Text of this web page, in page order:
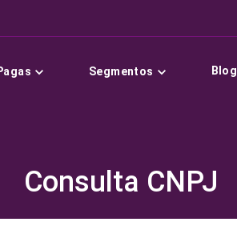
Segmentos Blog
Consulta CNPJ